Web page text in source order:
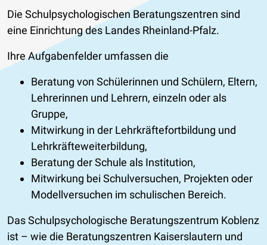
Die Schulpsychologischen Beratungszentren sind
eine Einrichtung des Landes Rheinland-Pfalz.
Ihre Aufgabenfelder umfassen die
Beratung von Schülerinnen und Schülern, Eltern,
Lehrerinnen und Lehrern, einzeln oder als
Gruppe,
Mitwirkung in der Lehrkräftefortbildung und
Lehrkräfteweiterbildung,
Beratung der Schule als Institution,
Mitwirkung bei Schulversuchen, Projekten oder
Modellversuchen im schulischen Bereich.
Das Schulpsychologische Beratungszentrum Koblenz
ist – wie die Beratungszentren Kaiserslautern und